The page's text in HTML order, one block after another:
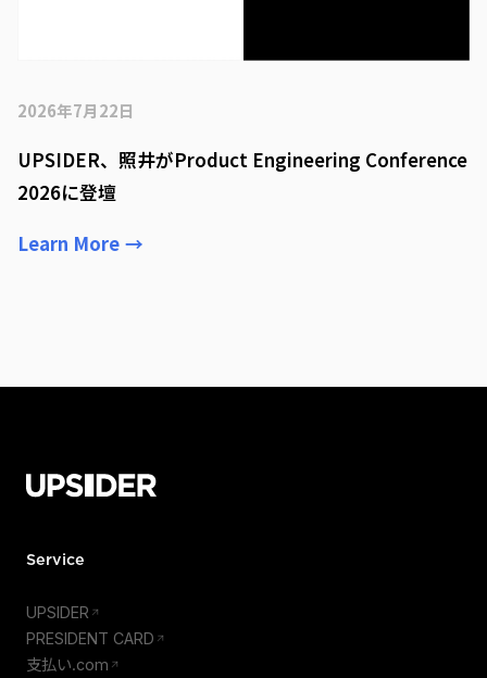
2026年7月22日
UPSIDER、照井がProduct Engineering Conference
2026に登壇
Learn More →
Service
UPSIDER
PRESIDENT CARD
支払い.com